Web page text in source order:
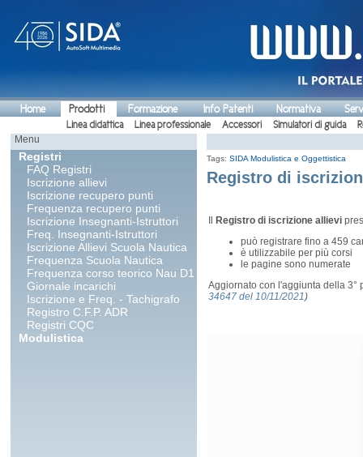
Home Prodotti Formazione Info Patenti Normativa
Linea didattica Linea professionale Accessori Simulatori di guida
Menu
Registri
FAQ Registri
Iscrizione allievi
Iscrizione recupero punti
Frequenza recupero punti
Iscrizione Insegnanti-Istruttori
Freq. Insegnanti-Istruttori
Iscrizione Allievi Scuola Nautica
Frequenza Scuola Nautica
Frequenza corso teorico Nau D1
Giornale incarichi
Iscrizione e Freq. - Tachigrafo
Registro C.F.P. ADR
Registri CQC
Modulistica
Tags: SIDA Modulistica e Oggettistica
Registro di
Registro di iscrizione allievi
può registrare fino a 459
è utilizzabile per più corsi
le pagine sono numerate
Aggiornato con l'aggiunta della
34647 del 10/11/2021)